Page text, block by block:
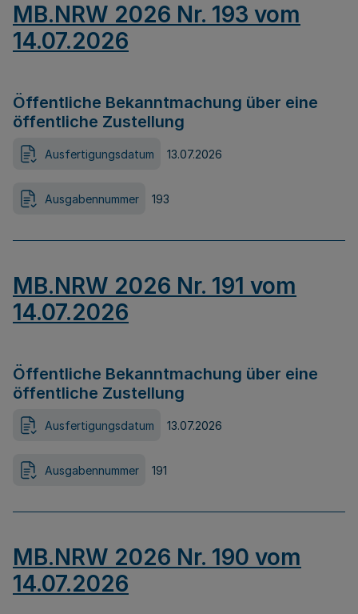
MB.NRW 2026 Nr. 193 vom
14.07.2026
Öffentliche Bekanntmachung über eine
öffentliche Zustellung
Ausfertigungsdatum 13.07.2026
Ausgabennummer 193
MB.NRW 2026 Nr. 191 vom
14.07.2026
Öffentliche Bekanntmachung über eine
öffentliche Zustellung
Ausfertigungsdatum 13.07.2026
Ausgabennummer 191
MB.NRW 2026 Nr. 190 vom
14.07.2026